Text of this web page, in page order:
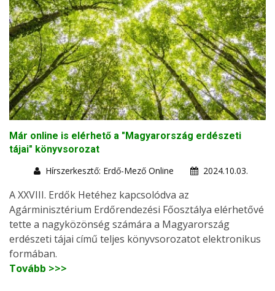
Már online is elérhető a "Magyarország erdészeti
tájai" könyvsorozat
Hírszerkesztő: Erdő-Mező Online
2024.10.03.
A XXVIII. Erdők Hetéhez kapcsolódva az
Agárminisztérium Erdőrendezési Főosztálya elérhetővé
tette a nagyközönség számára a Magyarország
erdészeti tájai című teljes könyvsorozatot elektronikus
formában.
Tovább >>>